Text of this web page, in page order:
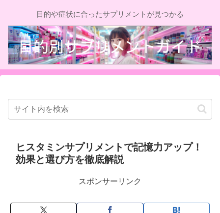
目的や症状に合ったサプリメントが見つかる
ヒスタミンサプリメントで記憶力アップ！
効果と選び方を徹底解説
スポンサーリンク